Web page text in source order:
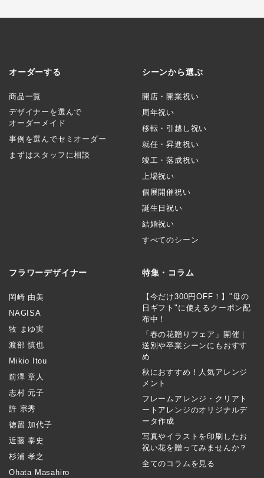
オーダーする
商品一覧
デザイナーを選んで
オーダーメイド
事例を選んでセミオーダー
まずはスタッフに相談
シーンから選ぶ
開店・開業祝い
周年祝い
移転・引越し祝い
就任・昇進祝い
竣工・落成祝い
上場祝い
個展開催祝い
誕生日祝い
結婚祝い
すべてのシーン
フラワーデザイナー
岡崎 由美
NAGISA
牧 まゆ実
渡部 慎也
Mikio Itou
前澤 章人
志村 元子
許 宗秀
徳留 加代子
近藤 泰史
杉浦 孝之
Ohata Masahiro
特集・コラム
【今だけ300円OFF！】"母の
日ギフト"に使えるクーポン配
布中！
「春の花贈りフェア」開催｜
送別や卒業シーンにもおすす
め
秋におすすめ！人気アレンジ
メント
フレームアレンジ・クリアト
ートアレンジのオリジナルデ
ータ作成
写真やイラストを印刷したお
祝い花を贈ってみませんか？
全てのコラムを見る